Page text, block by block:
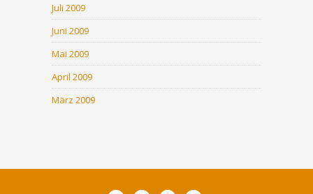
Juli 2009
Juni 2009
Mai 2009
April 2009
März 2009